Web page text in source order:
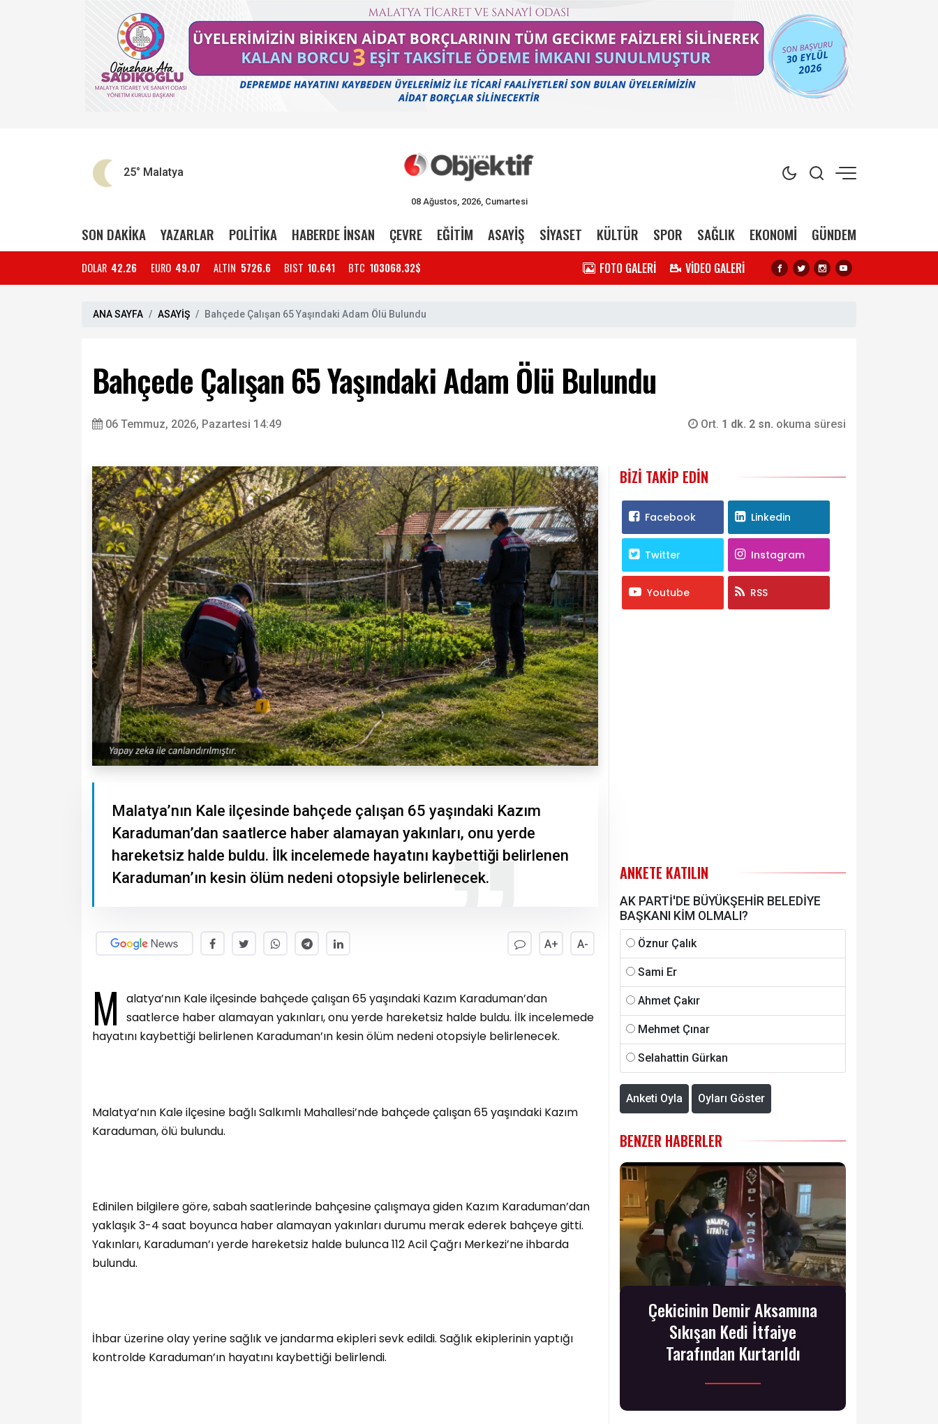
25° Malatya
08 Ağustos, 2026, Cumartesi
SON DAKİKA YAZARLAR POLİTİKA HABERDE İNSAN ÇEVRE EĞİTİM ASAYİŞ SİYASET KÜLTÜR SPOR SAĞLIK EKONOMİ GÜNDEM
DOLAR 42.26 EURO 49.07 ALTIN 5726.6 BIST 10.641 BTC 103068.32$ FOTO GALERİ VİDEO GALERİ
ANA SAYFA ASAYİŞ Bahçede Çalışan 65 Yaşındaki Adam Ölü Bulundu
Bahçede Çalışan 65 Yaşındaki Adam Ölü Bulundu
06 Temmuz, 2026, Pazartesi 14:49 Ort. 1 dk. 2 sn. okuma süresi
Malatya’nın Kale ilçesinde bahçede çalışan 65 yaşındaki Kazım
Karaduman’dan saatlerce haber alamayan yakınları, onu yerde
hareketsiz halde buldu. İlk incelemede hayatını kaybettiği belirlenen
Karaduman’ın kesin ölüm nedeni otopsiyle belirlenecek.
A+ A-
M
alatya’nın Kale ilçesinde bahçede çalışan 65 yaşındaki Kazım Karaduman’dan
saatlerce haber alamayan yakınları, onu yerde hareketsiz halde buldu. İlk incelemede
hayatını kaybettiği belirlenen Karaduman’ın kesin ölüm nedeni otopsiyle belirlenecek.
Malatya’nın Kale ilçesine bağlı Salkımlı Mahallesi’nde bahçede çalışan 65 yaşındaki Kazım
Karaduman, ölü bulundu.
Edinilen bilgilere göre, sabah saatlerinde bahçesine çalışmaya giden Kazım Karaduman’dan
yaklaşık 3-4 saat boyunca haber alamayan yakınları durumu merak ederek bahçeye gitti.
Yakınları, Karaduman’ı yerde hareketsiz halde bulunca 112 Acil Çağrı Merkezi’ne ihbarda
bulundu.
İhbar üzerine olay yerine sağlık ve jandarma ekipleri sevk edildi. Sağlık ekiplerinin yaptığı
kontrolde Karaduman’ın hayatını kaybettiği belirlendi.
BIZI TAKIP EDIN
Facebook Linkedin
Twitter Instagram
Youtube RSS
ANKETE KATILIN
AK PARTİ'DE BÜYÜKŞEHİR BELEDİYE
BAŞKANI KİM OLMALI?
Öznur Çalık
Sami Er
Ahmet Çakır
Mehmet Çınar
Selahattin Gürkan
Anketi Oyla Oyları Göster
BENZER HABERLER
Çekicinin Demir Aksamına
Sıkışan Kedi İtfaiye
Tarafından Kurtarıldı